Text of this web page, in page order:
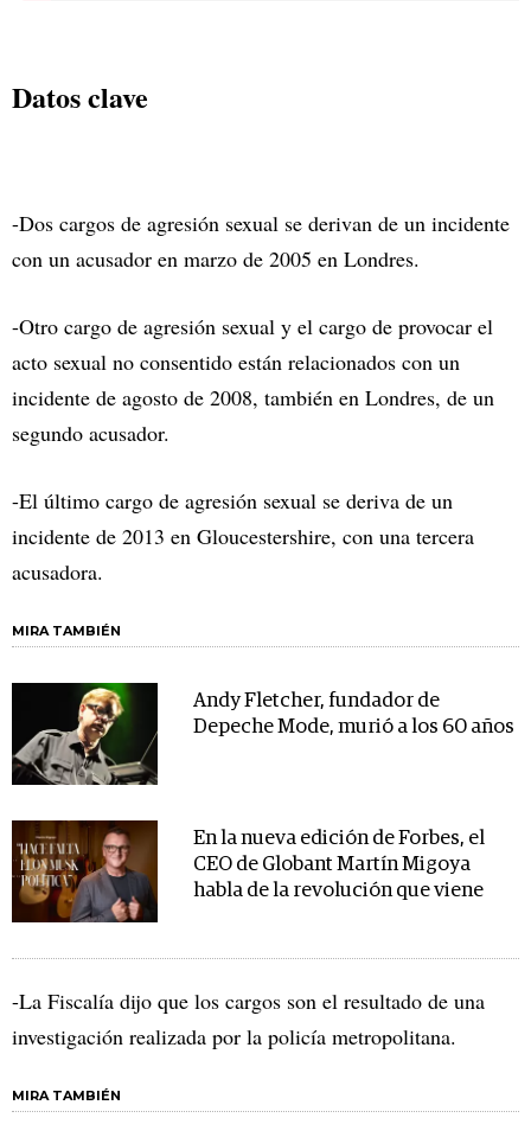
Datos clave
-Dos cargos de agresión sexual se derivan de un incidente
con un acusador en marzo de 2005 en Londres.
-Otro cargo de agresión sexual y el cargo de provocar el
acto sexual no consentido están relacionados con un
incidente de agosto de 2008, también en Londres, de un
segundo acusador.
-El último cargo de agresión sexual se deriva de un
incidente de 2013 en Gloucestershire, con una tercera
acusadora.
MIRA TAMBIÉN
Andy Fletcher, fundador de
Depeche Mode, murió a los 60 años
En la nueva edición de Forbes, el
CEO de Globant Martín Migoya
habla de la revolución que viene
-La Fiscalía dijo que los cargos son el resultado de una
investigación realizada por la policía metropolitana.
MIRA TAMBIÉN